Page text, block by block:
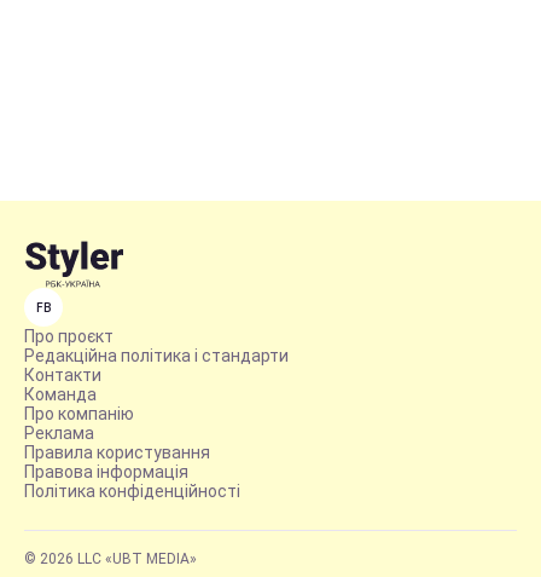
FB
Про проєкт
Редакційна політика і стандарти
Контакти
Команда
Про компанію
Реклама
Правила користування
Правова інформація
Політика конфіденційності
© 2026 LLC «UBT MEDIA»